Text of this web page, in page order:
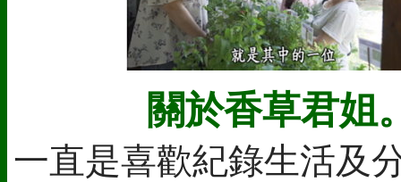
關於香草君姐
一直是喜歡紀錄生活及